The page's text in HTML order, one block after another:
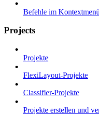
Befehle im Kontextmenü
Projects
Projekte
FlexiLayout-Projekte
Classifier-Projekte
Projekte erstellen und